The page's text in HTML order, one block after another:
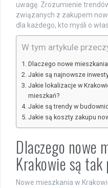
uwagę. Zrozumienie
związanych z zakupem
dla każdego, kto myśli o
W tym artykule
Dlaczego nowe
Jakie są najnowsze
Jakie lokalizacje w
mieszkań?
Jakie są trendy w
Jakie są koszty zakupu
Dlaczego nowe
Krakowie są
Nowe mieszkania w